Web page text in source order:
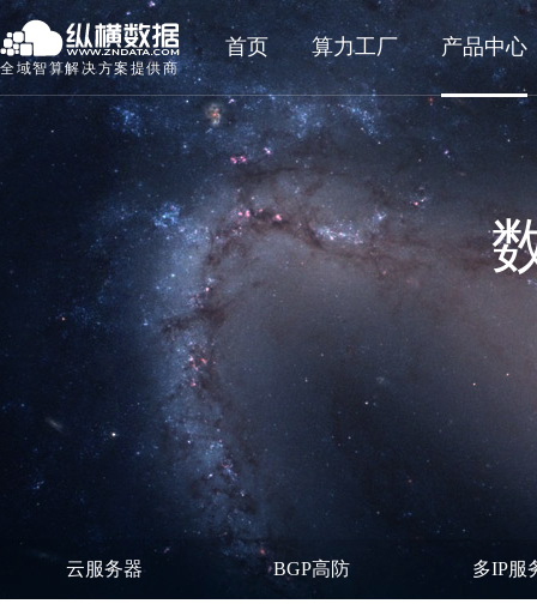
全域智算解决方案提供商
首页 算力工厂 产品中心
云服务器 BGP高防 多IP服